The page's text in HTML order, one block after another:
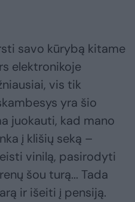
savo kūrybą kitame
elektronikoje
vis tik
yra šio
juokauti, kad mano
į klišių seką –
vinilą, pasirodyti
šou turą... Tada
ir išeiti į pensiją.